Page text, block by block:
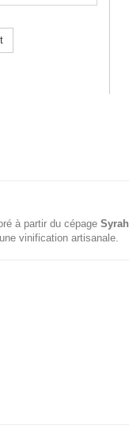
à partir du cépage Syrah
vinification artisanale.